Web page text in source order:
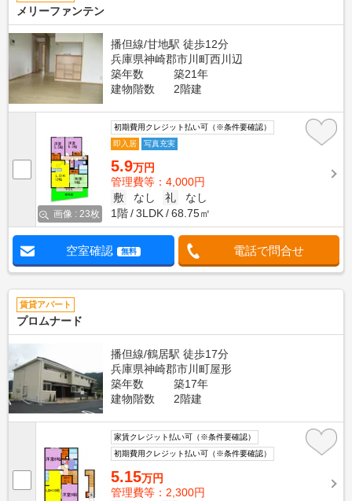
メリーファンテン
播但線/甘地駅 徒歩12分
兵庫県神崎郡市川町西川辺
築年数
築21年
建物階数
2階建
画像 : 23枚
初期費用クレジット払い可（※条件要確認）
即入居
写真充実
5.9万円
管理費等：4,000円
敷
なし 礼
なし
1階
3LDK 68.75㎡
空室確認 無料 電話で問合せ
賃貸アパート
プロムナード
播但線/鶴居駅 徒歩17分
兵庫県神崎郡市川町屋形
築年数
築17年
建物階数
2階建
家賃クレジット払い可（※条件要確認）
初期費用クレジット払い可（※条件要確認）
5.15万円
管理費等：2,300円